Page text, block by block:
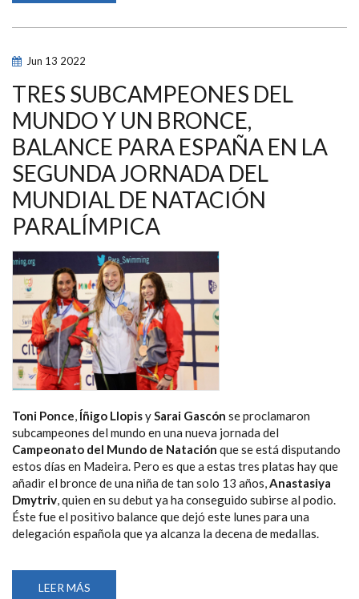
SE
EN
JORNADA
DEL
DEL
MUNDO
DE
NATACIÓN
PARALÍMPICA
DE
Jun 13 2022
TRES SUBCAMPEONES DEL
MUNDO Y UN BRONCE,
BALANCE PARA ESPAÑA EN LA
SEGUNDA JORNADA DEL
MUNDIAL DE NATACIÓN
PARALÍMPICA
Toni Ponce, Íñigo LlopisySarai Gascón se proclamaron
subcampeones del mundo en una nueva jornada del
Campeonato del Mundo de Natación que se está disputando
estos días en Madeira. Pero es que a estas tres platas hay que
añadir el bronce de una niña de tan solo 13 años,Anastasiya
Dmytriv, quien en su debut ya ha conseguido subirse al podio.
Éste fue el positivo balance que dejó este lunes para una
delegación española que ya alcanza la decena de medallas.
LEER MÁS